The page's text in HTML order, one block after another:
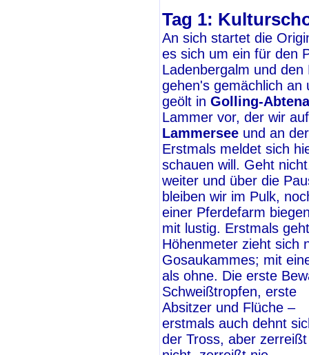
Tag 1:
An sich startet die
es sich um ein für den
Ladenbergalm und
gehen's gemächlich an
geölt in Golling-
Lammer vor, der wir
Lammersee und an
Erstmals meldet sich
schauen will. Geht
weiter und über die
bleiben wir im Pulk,
einer Pferdefarm
mit lustig. Erstmals
Höhenmeter zieht sich
Gosaukammes; mit
als ohne. Die erste
Schweißtropfen, erste
Absitzer und Flüche –
erstmals auch dehnt
der Tross, aber zerreißt